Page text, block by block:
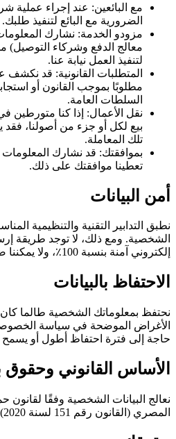
مع البائعين: عند إجراء عملية
الضرورية مع البائع لتنفيذ طلبك.
مزودو الخدمة: نشارك
معالج الدفع وشركاء التوصيل)
لتنفيذ العمل نيابة عنا.
المتطلبات القانونية: قد
مطلوبًا بموجب القانون أو
السلطات العامة.
نقل الأعمال: إذا كنا متورطين
بيع لكل أو جزء من أصولنا،
تلك المعاملة.
بموافقتك: قد نشارك
تعطينا موافقتك على ذلك.
أمن البيانات
نطبق التدابير التقنية والتنظيمية
الشخصية. ومع ذلك، لا توجد طريقة
إلكتروني آمنة بنسبة 100٪، ولا يمكننا ضمان الأمان المطلق.
الاحتفاظ بالبيانات
نحتفظ بمعلوماتك الشخصية طالما
الأغراض الموضحة في سياسة
حاجة إلى فترة احتفاظ أطول أو يسمح
الأساس القانوني وحقوق
نعالج البيانات الشخصية وفقًا لقانون
المصري (القانون رقم 151 لسنة 2020) ولائحته التنفيذية.